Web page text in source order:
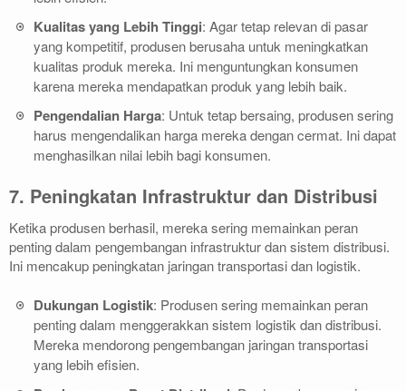
Kualitas yang Lebih Tinggi: Agar tetap relevan di pasar
yang kompetitif, produsen berusaha untuk meningkatkan
kualitas produk mereka. Ini menguntungkan konsumen
karena mereka mendapatkan produk yang lebih baik.
Pengendalian Harga: Untuk tetap bersaing, produsen sering
harus mengendalikan harga mereka dengan cermat. Ini dapat
menghasilkan nilai lebih bagi konsumen.
7. Peningkatan Infrastruktur dan Distribusi
Ketika produsen berhasil, mereka sering memainkan peran
penting dalam pengembangan infrastruktur dan sistem distribusi.
Ini mencakup peningkatan jaringan transportasi dan logistik.
Dukungan Logistik: Produsen sering memainkan peran
penting dalam menggerakkan sistem logistik dan distribusi.
Mereka mendorong pengembangan jaringan transportasi
yang lebih efisien.